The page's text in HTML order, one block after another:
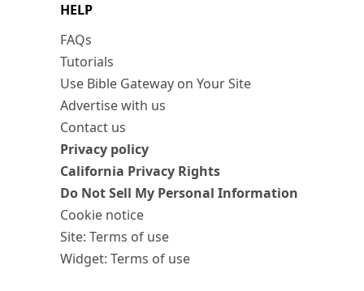
HELP
FAQs
Tutorials
Use Bible Gateway on Your Site
Advertise with us
Contact us
Privacy policy
California Privacy Rights
Do Not Sell My Personal Information
Cookie notice
Site: Terms of use
Widget: Terms of use